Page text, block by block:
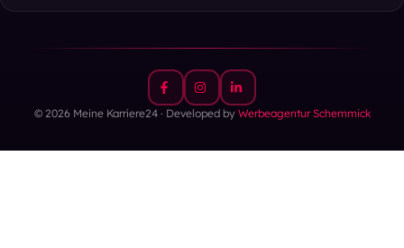
© 2026 Meine Karriere24 · Developed by Werbeagentur Schemmick